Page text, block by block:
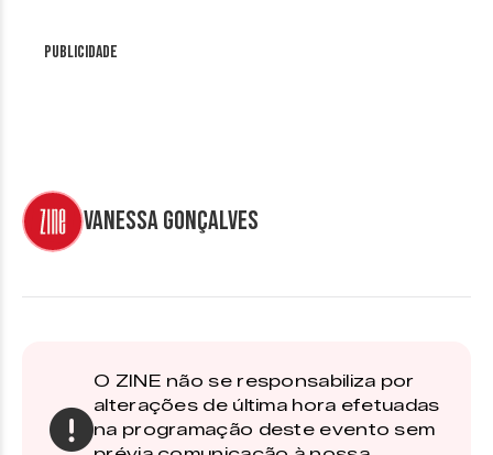
Publicidade
Vanessa Gonçalves
O ZINE não se responsabiliza por
alterações de última hora efetuadas
na programação deste evento sem